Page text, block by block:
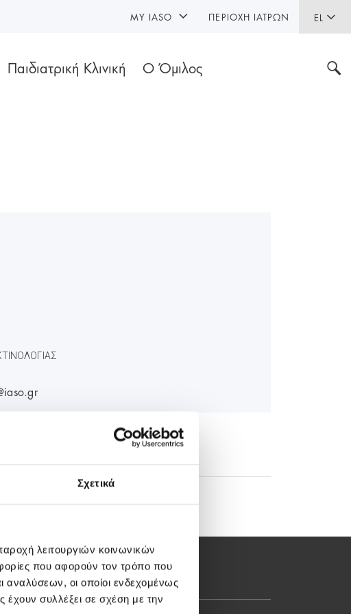
Σχετικά
λειτουργιών κοινωνικών
που αφορούν τον τρόπο που
αναλύσεων, οι οποίοι ενδεχομένως
έχουν συλλέξει σε σχέση με την
EL
Παιδιατρική Κλινική Ο Όμιλος
MY IASO ΠΕΡΙΟΧΉ ΙΑΤΡΏΝ